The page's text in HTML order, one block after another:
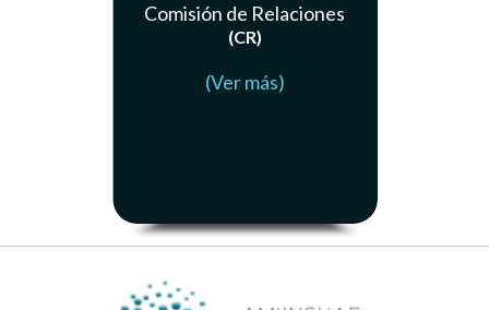
Comisión de Relaciones
(CR)
(Ver más)